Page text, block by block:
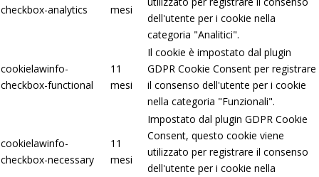
checkbox-analytics
mesi
dell'utente per i cookie nella
categoria "Analitici".
cookielawinfo-
checkbox-functional
11
mesi
Il cookie è impostato dal plugin
GDPR Cookie Consent per registrare
il consenso dell'utente per i cookie
nella categoria "Funzionali".
cookielawinfo-
checkbox-necessary
11
mesi
Impostato dal plugin GDPR Cookie
Consent, questo cookie viene
utilizzato per registrare il consenso
dell'utente per i cookie nella